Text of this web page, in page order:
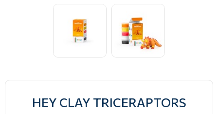
HEY CLAY TRICERAPTORS